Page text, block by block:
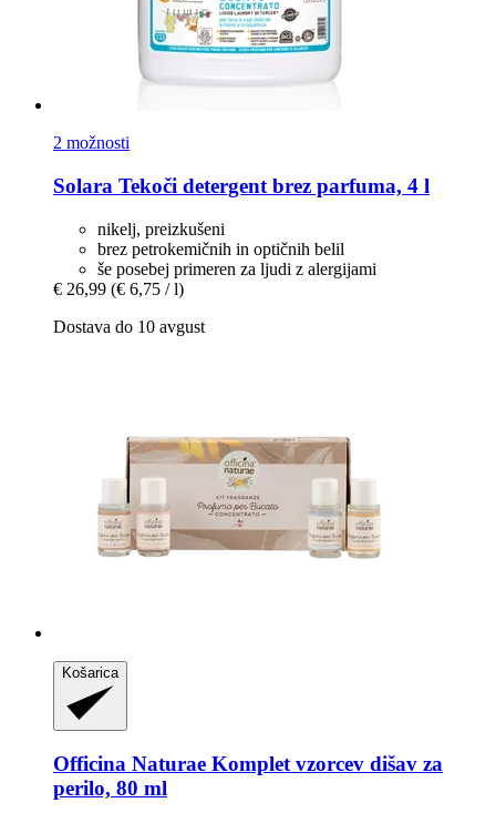
2 možnosti
Solara Tekoči detergent brez parfuma, 4 l
nikelj, preizkušeni
brez petrokemičnih in optičnih belil
še posebej primeren za ljudi z alergijami
€ 26,99 (€ 6,75 / l)
Dostava do 10 avgust
Košarica
Officina Naturae Komplet vzorcev dišav za
perilo, 80 ml